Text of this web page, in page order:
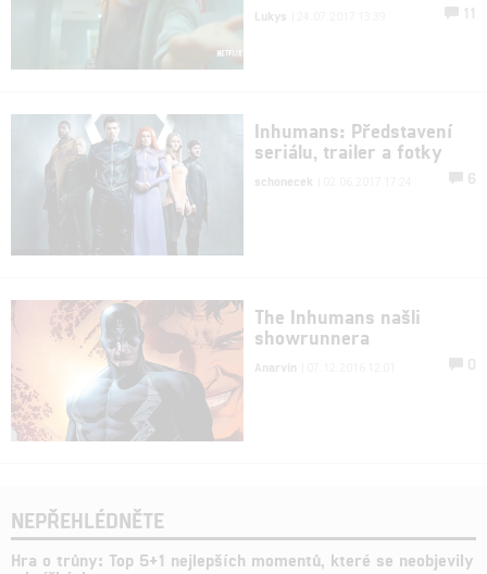
Lukys 11
Inhumans: Představení
seriálu, trailer a fotky
schonecek 6
The Inhumans našli
showrunnera
Anarvin 0
NEPŘEHLÉDNĚTE
Hra o trůny: Top 5+1 nejlepších momentů, které se neobjevily